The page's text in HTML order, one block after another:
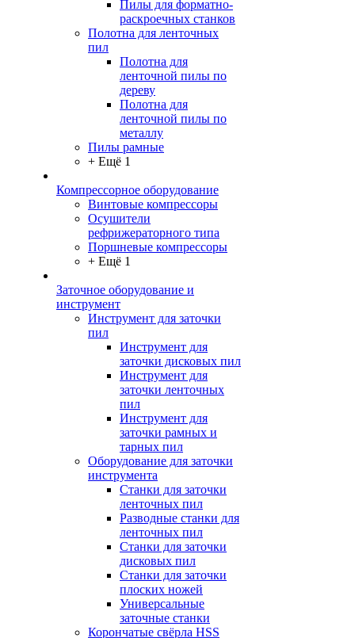
Пилы для форматно-
раскроечных станков
Полотна для ленточных
пил
Полотна для
ленточной пилы по
дереву
Полотна для
ленточной пилы по
металлу
Пилы рамные
+ Ещё 1
Компрессорное оборудование
Винтовые компрессоры
Осушители
рефрижераторного типа
Поршневые компрессоры
+ Ещё 1
Заточное оборудование и
инструмент
Инструмент для заточки
пил
Инструмент для
заточки дисковых пил
Инструмент для
заточки ленточных
пил
Инструмент для
заточки рамных и
тарных пил
Оборудование для заточки
инструмента
Станки для заточки
ленточных пил
Разводные станки для
ленточных пил
Станки для заточки
дисковых пил
Станки для заточки
плоских ножей
Универсальные
заточные станки
Корончатые свёрла HSS